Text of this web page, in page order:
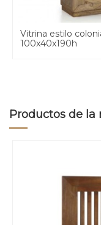
Vitrina estilo
100x40x190h
Productos de